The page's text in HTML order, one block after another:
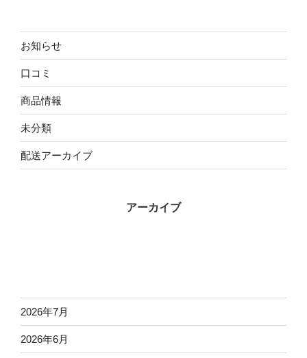
お知らせ
口コミ
商品情報
未分類
配送アーカイブ
アーカイブ
2026年7月
2026年6月